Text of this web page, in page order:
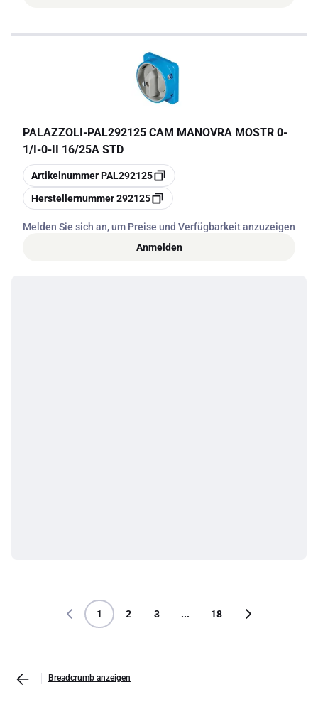
PALAZZOLI-PAL292125 CAM MANOVRA MOSTR 0-
1/I-0-II 16/25A STD
Kopieren
ArtikelnummerPAL292125
Kopieren
Herstellernummer292125
Melden Sie sich an, um Preise und Verfügbarkeit anzuzeigen
Anmelden
1 2 3 ... 18
Breadcrumb anzeigen